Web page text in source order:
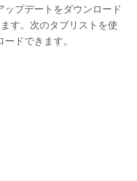
プデートをダウンロード
す。次のタブリストを使
ドできます。